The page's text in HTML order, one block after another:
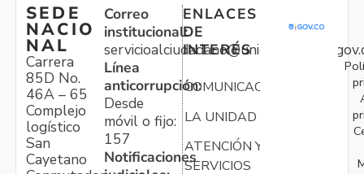
SEDE
NACIO
NAL
Carrera
85D No.
46A – 65
Complejo
logístico
San
Cayetano
Correo
institucional:
Línea
anticorrupción:
Desde
móvil o fijo:
157
Notificaciones
ENLACES
DE
INTERÉS
COMUNICACIONES
LA UNIDAD
ATENCIÓN Y
SERVICIOS